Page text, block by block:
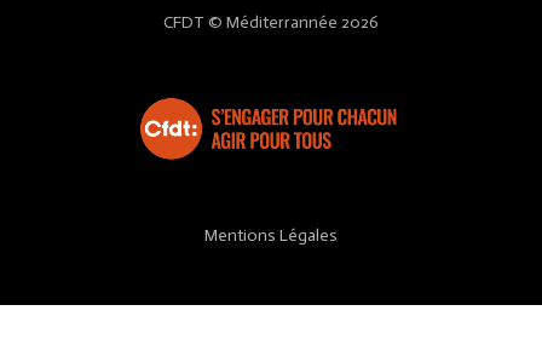
CFDT © Méditerrannée 2026
Mentions Légales